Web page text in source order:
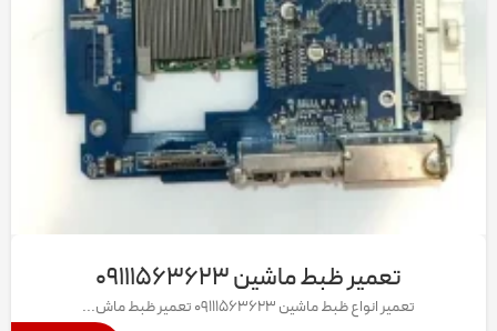
تعمیر ظبط ماشین ۰۹۱۱۱۵۶۳۶۲۳
تعمیر انواع ظبط ماشین 09111563623 تعمیر ظبط ماش...